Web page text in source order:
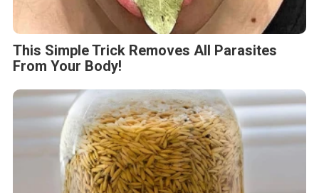
This Simple Trick Removes All Parasites
From Your Body!